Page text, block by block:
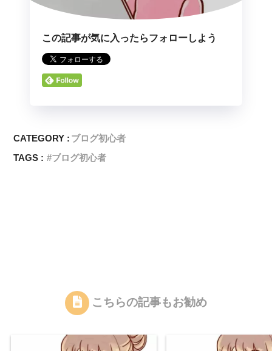
この記事が気に入ったらフォローしよう
CATEGORY : ブログ初心者
TAGS :
ブログ初心者
こちらの記事もお勧め